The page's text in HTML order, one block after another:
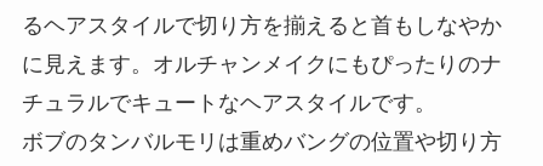
るヘアスタイルで切り方を揃えると首もしなやか
に見えます。オルチャンメイクにもぴったりのナ
チュラルでキュートなヘアスタイルです。
ボブのタンバルモリは重めバングの位置や切り方